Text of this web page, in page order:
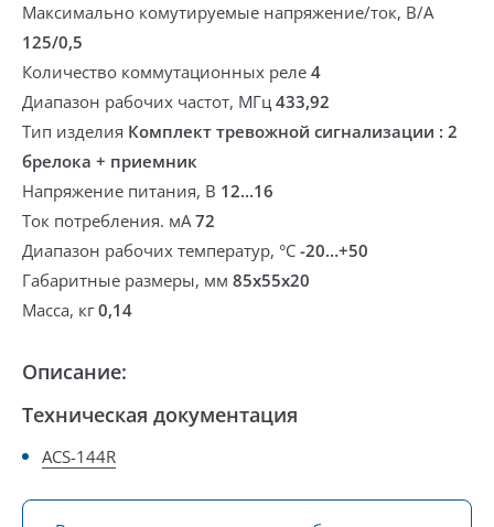
Максимально комутируемые напряжение/ток, В/А
125/0,5
Количество коммутационных реле 4
Диапазон рабочих частот, МГц 433,92
Тип изделия Комплект тревожной сигнализации : 2
брелока + приемник
Напряжение питания, В 12...16
Ток потребления. мА72
Диапазон рабочих температур, °С -20…+50
Габаритные размеры, мм 85x55x20
Масса, кг0,14
Описание:
Техническая документация
ACS-144R